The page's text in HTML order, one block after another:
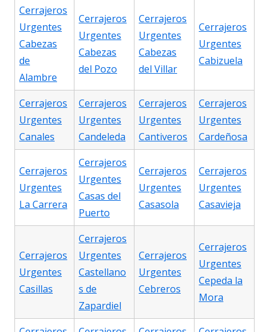
Cerrajeros
Urgentes
Cabezas
de
Alambre
Cerrajeros
Urgentes
Cabezas
del Pozo
Cerrajeros
Urgentes
Cabezas
del Villar
Cerrajeros
Urgentes
Cabizuela
Cerrajeros
Urgentes
Canales
Cerrajeros
Urgentes
Candeleda
Cerrajeros
Urgentes
Cantiveros
Cerrajeros
Urgentes
Cardeñosa
Cerrajeros
Urgentes
La Carrera
Cerrajeros
Urgentes
Casas del
Puerto
Cerrajeros
Urgentes
Casasola
Cerrajeros
Urgentes
Casavieja
Cerrajeros
Urgentes
Casillas
Cerrajeros
Urgentes
Castellano
s de
Zapardiel
Cerrajeros
Urgentes
Cebreros
Cerrajeros
Urgentes
Cepeda la
Mora